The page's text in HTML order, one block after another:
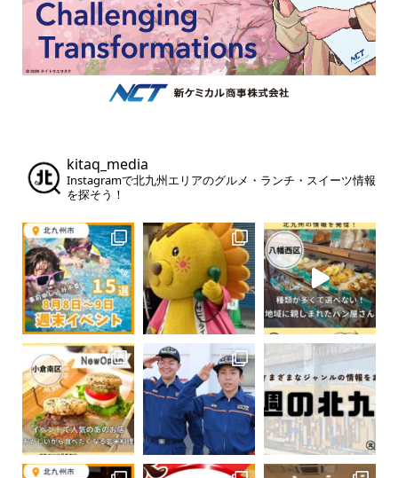
kitaq_media
Instagramで北九州エリアのグルメ・ランチ・スイーツ情報
を探そう！